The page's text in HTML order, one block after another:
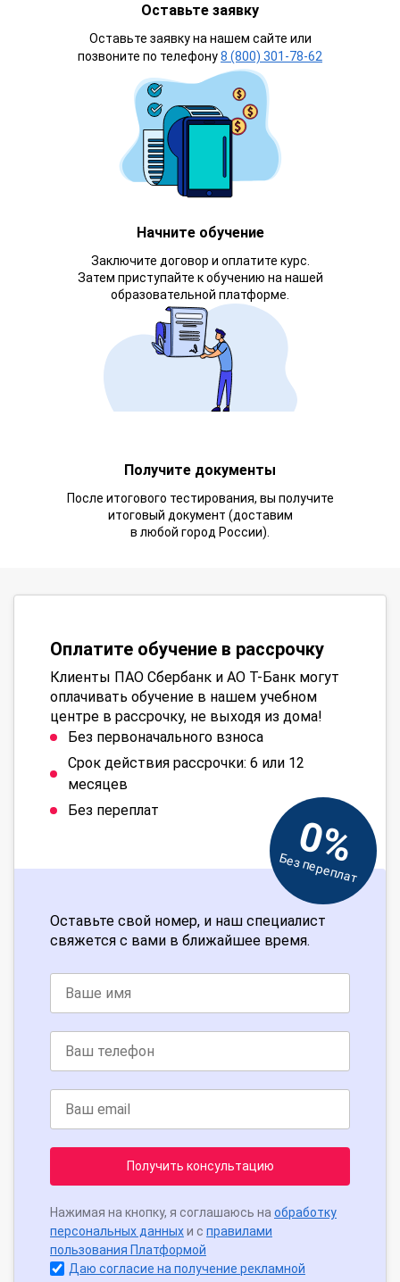
Оставьте заявку
Оставьте заявку на нашем сайте или
позвоните по телефону8 (800) 301-78-62
Начните обучение
Заключите договор и оплатите курс.
Затем приступайте к обучению на нашей
образовательной платформе.
Получите документы
После итогового тестирования, вы получите
итоговый документ (доставим
в любой город России).
Оплатите обучение в рассрочку
Клиенты ПАО Сбербанк и АО Т-Банк могут
оплачивать обучение в нашем учебном
центре в рассрочку, не выходя из дома!
Без первоначального взноса
Срок действия рассрочки: 6 или 12
месяцев
Без переплат
0%
Без переплат
Оставьте свой номер, и наш специалист
свяжется с вами в ближайшее время.
Получить консультацию
Нажимая на кнопку, я соглашаюсь на обработку
персональных данныхи с правилами
пользования Платформой
Даю согласие на получение рекламной